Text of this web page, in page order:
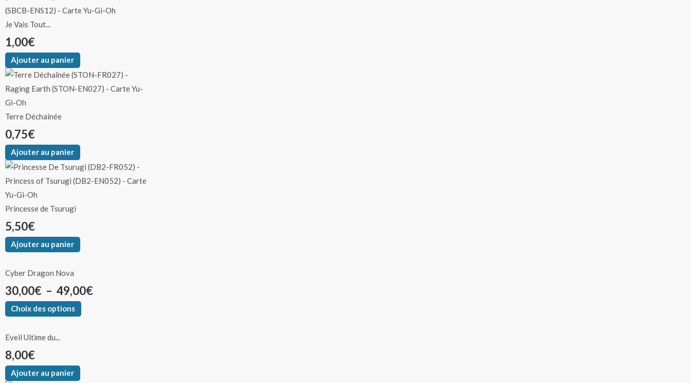
produit
Je Vais Tout...
1,00€
Ajouter au panier
Terre Déchaînée
0,75€
Ajouter au panier
Princesse de Tsurugi
5,50€
Ajouter au panier
Cyber Dragon Nova
30,00€ – 49,00€
Choix des options
produit
Eveil Ultime du...
8,00€
Ajouter au panier
produit
produit
produit
produit
produit
produit
produit
produit
produit
produit
produit